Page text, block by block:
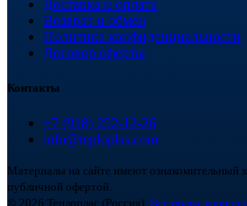
Доставка и оплата
Возврат и обмен
Политика конфиденциальности
Договор оферты
Контакты
+7 (918) 252-12-26
info@teploplas.com
Материалы на сайте имеют ознакомительный
публичной офертой.
© 2026 Теплоплас (Россия). Все права